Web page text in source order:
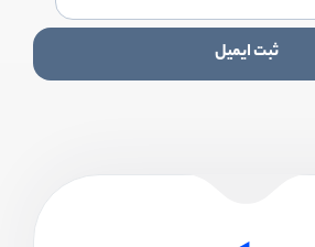
ثبت ایمیل